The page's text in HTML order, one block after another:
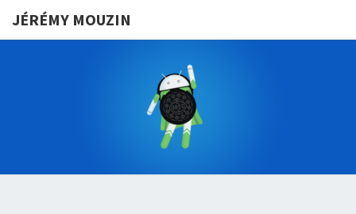
JÉRÉMY MOUZIN
JÉRÉMY
MOUZIN
VIVRE D’UNE
APPLICATION
ANDROID EN